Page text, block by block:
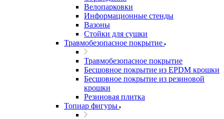
Велопарковки
Информационные стенды
Вазоны
Стойки для сушки
Травмобезопасное покрытие
Травмобезопасное покрытие
Бесшовное покрытие из EPDM крошки
Бесшовное покрытие из резиновой
крошки
Резиновая плитка
Топиар фигуры